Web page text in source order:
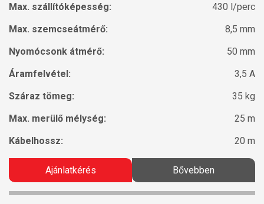
Max. szállítóképesség:
430 l/perc
Max. szemcseátmérő:
8,5 mm
Nyomócsonk átmérő:
50 mm
Áramfelvétel:
3,5 A
Száraz tömeg:
35 kg
Max. merülő mélység:
25 m
Kábelhossz:
20 m
Ajánlatkérés Bővebben